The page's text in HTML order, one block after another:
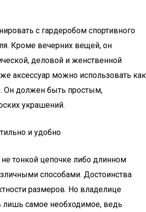
с гардеробом спортивного
Кроме вечерних вещей, он
деловой и женственной
аксессуар можно использовать как
Он должен быть простым,
украшений.
и удобно
тонкой цепочке либо длинном
способами. Достоинства
размеров. Но владелице
лишь самое необходимое, ведь